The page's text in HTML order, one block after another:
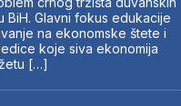
BiH. Glavni fokus edukacije
na ekonomske štete i
koje siva ekonomija
[…]